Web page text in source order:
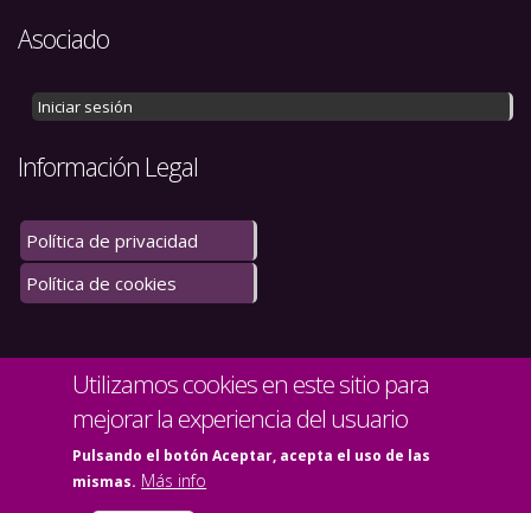
Asociado
Iniciar sesión
Información Legal
Política de privacidad
Política de cookies
© Copyright 2020. Todos los derechos reservados.
Utilizamos cookies en este sitio para
mejorar la experiencia del usuario
Pulsando el botón Aceptar, acepta el uso de las
mismas. Más info